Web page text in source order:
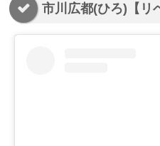
市川広都(ひろ)【リ